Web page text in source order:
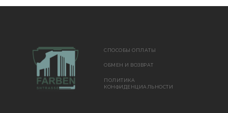
ОБМЕН И ВОЗВРАТ
СПОСОБЫ ОПЛАТЫ
ПОЛИТИКА
КОНФИДЕНЦИАЛЬНОСТИ